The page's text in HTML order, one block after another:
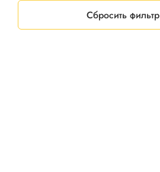
CrossAir
Dali
Сбросить фильтр